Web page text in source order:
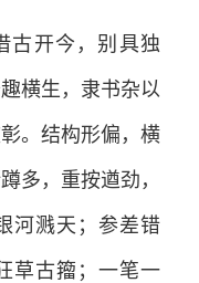
古开今，别具独
横生，隶书杂以
。结构形偏，横
多，重按遒劲，
河溅天；参差错
草古籀；一笔一